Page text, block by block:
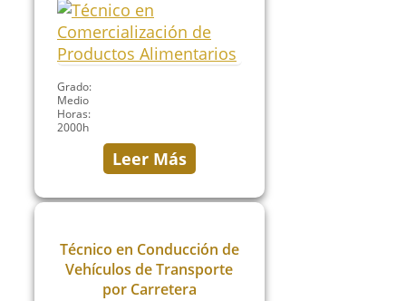
Grado:
Medio
Horas:
2000h
Leer Más
Técnico en Conducción de
Vehículos de Transporte
por Carretera